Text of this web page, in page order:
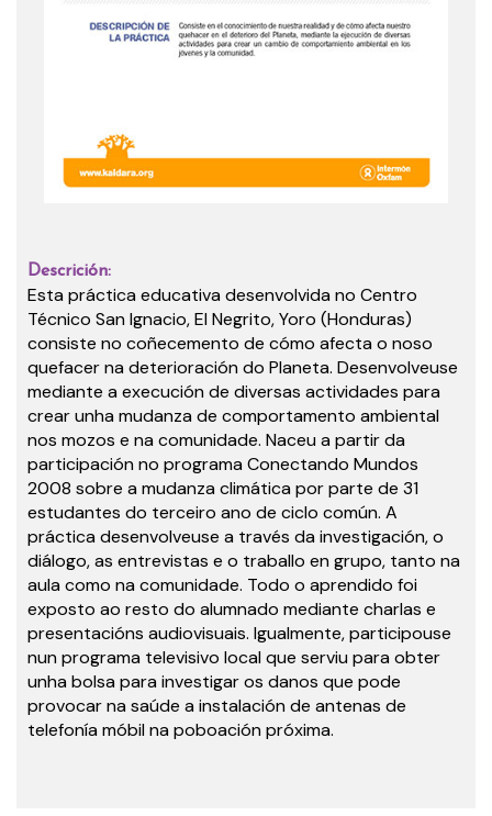
Descrición:
Esta práctica educativa desenvolvida no Centro
Técnico San Ignacio, El Negrito, Yoro (Honduras)
consiste no coñecemento de cómo afecta o noso
quefacer na deterioración do Planeta. Desenvolveuse
mediante a execución de diversas actividades para
crear unha mudanza de comportamento ambiental
nos mozos e na comunidade. Naceu a partir da
participación no programa Conectando Mundos
2008 sobre a mudanza climática por parte de 31
estudantes do terceiro ano de ciclo común. A
práctica desenvolveuse a través da investigación, o
diálogo, as entrevistas e o traballo en grupo, tanto na
aula como na comunidade. Todo o aprendido foi
exposto ao resto do alumnado mediante charlas e
presentacións audiovisuais. Igualmente, participouse
nun programa televisivo local que serviu para obter
unha bolsa para investigar os danos que pode
provocar na saúde a instalación de antenas de
telefonía móbil na poboación próxima.